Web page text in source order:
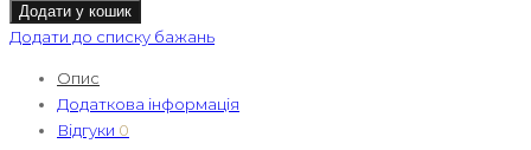
Додати у кошик
Додати до списку бажань
Опис
Додаткова інформація
Відгуки 0